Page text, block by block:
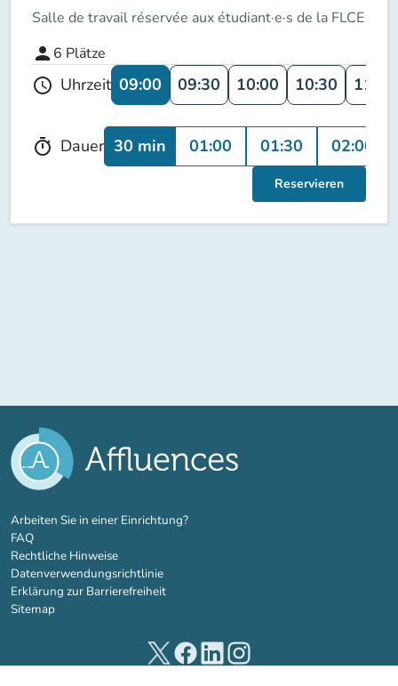
Salle de travail réservée aux étudiant·e·s de la FLCE
person 6 Plätze
schedule Uhrzeit 09:00 09:30 10:00 10:30 11:00
timer Dauer 30 min 01:00 01:30 02:00
Reservieren
Arbeiten Sie in einer Einrichtung?(new tab)
FAQ
Rechtliche Hinweise
Datenverwendungsrichtlinie
Erklärung zur Barrierefreiheit
Sitemap
(new tab)(new tab)(new tab)